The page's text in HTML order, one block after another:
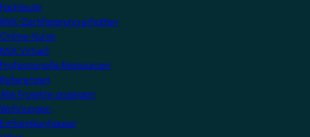
Fachleute
KNX-Zertifizierung erhalten
Online-Kurse
KNX Virtuell
Professionelle Ressourcen
Referenzen
Alle Projekte anzeigen
Wohnungen
Einfamilienhäuser